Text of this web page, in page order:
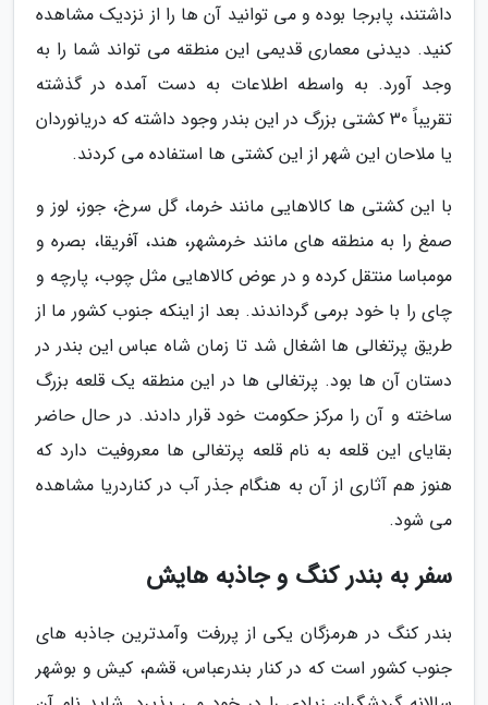
داشتند، پابرجا بوده و می توانید آن ها را از نزدیک مشاهده
کنید. دیدنی معماری قدیمی این منطقه می تواند شما را به
وجد آورد. به واسطه اطلاعات به دست آمده در گذشته
تقریباً 30 کشتی بزرگ در این بندر وجود داشته که دریانوردان
یا ملاحان این شهر از این کشتی ها استفاده می کردند.
با این کشتی ها کالاهایی مانند خرما، گل سرخ، جوز، لوز و
صمغ را به منطقه های مانند خرمشهر، هند، آفریقا، بصره و
مومباسا منتقل کرده و در عوض کالاهایی مثل چوب، پارچه و
چای را با خود برمی گرداندند. بعد از اینکه جنوب کشور ما از
طریق پرتغالی ها اشغال شد تا زمان شاه عباس این بندر در
دستان آن ها بود. پرتغالی ها در این منطقه یک قلعه بزرگ
ساخته و آن را مرکز حکومت خود قرار دادند. در حال حاضر
بقایای این قلعه به نام قلعه پرتغالی ها معروفیت دارد که
هنوز هم آثاری از آن به هنگام جذر آب در کناردریا مشاهده
می شود.
سفر به بندر کنگ و جاذبه هایش
بندر کنگ در هرمزگان یکی از پررفت وآمدترین جاذبه های
جنوب کشور است که در کنار بندرعباس، قشم، کیش و بوشهر